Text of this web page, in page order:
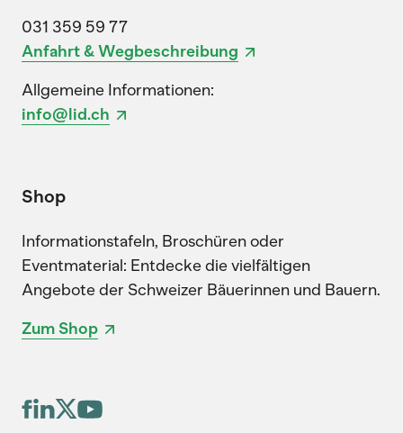
031 359 59 77
Anfahrt & Wegbeschreibung
Allgemeine Informationen:
info@lid.ch
Shop
Informationstafeln, Broschüren oder
Eventmaterial: Entdecke die vielfältigen
Angebote der Schweizer Bäuerinnen und Bauern.
Zum Shop